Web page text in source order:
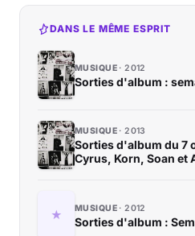
DANS LE MÊME ESPRIT
MUSIQUE 2012
Sorties d'album :
MUSIQUE 2013
Sorties d'album du 7
Cyrus, Korn, Soan et
MUSIQUE 2012
Sorties d'album :